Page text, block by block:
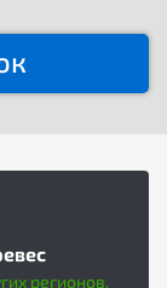
регионов.